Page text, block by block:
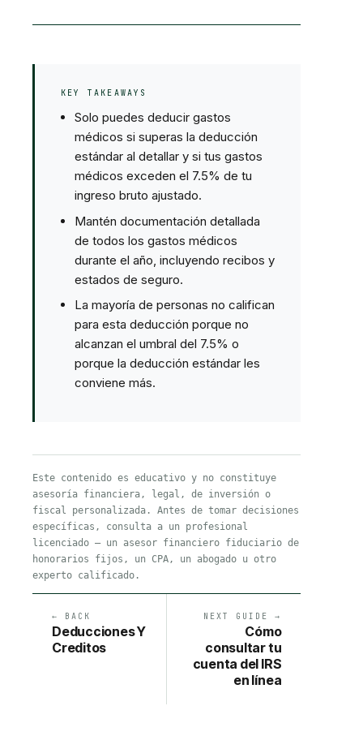
KEY TAKEAWAYS
Solo puedes deducir gastos
médicos si superas la deducción
estándar al detallar y si tus gastos
médicos exceden el 7.5% de tu
ingreso bruto ajustado.
Mantén documentación detallada
de todos los gastos médicos
durante el año, incluyendo recibos y
estados de seguro.
La mayoría de personas no califican
para esta deducción porque no
alcanzan el umbral del 7.5% o
porque la deducción estándar les
conviene más.
Este contenido es educativo y no constituye
asesoría financiera, legal, de inversión o
fiscal personalizada. Antes de tomar decisiones
específicas, consulta a un profesional
licenciado — un asesor financiero fiduciario de
honorarios fijos, un CPA, un abogado u otro
experto calificado.
← BACK
Deducciones Y
Creditos
NEXT GUIDE →
Cómo
consultar tu
cuenta del IRS
en línea